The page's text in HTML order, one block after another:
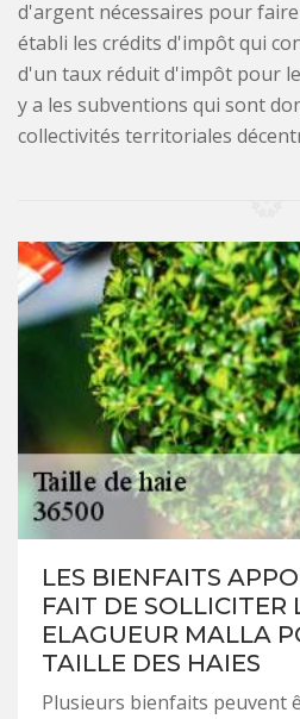
d'argent nécessaires pour
établi les crédits d'impôt qui
d'un taux réduit d'impôt pour
y a les subventions qui sont
collectivités territoriales
LES BIENFAITS
FAIT DE SOLLICITER
ELAGUEUR MALLA
TAILLE DES HAIES
Plusieurs bienfaits peuvent